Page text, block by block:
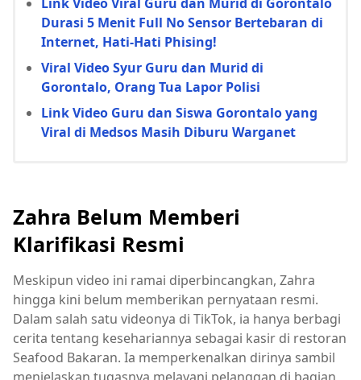
Durasi 5 Menit Full No Sensor Bertebaran di
Internet, Hati-Hati Phising!
Viral Video Syur Guru dan Murid di
Gorontalo, Orang Tua Lapor Polisi
Link Video Guru dan Siswa Gorontalo yang
Viral di Medsos Masih Diburu Warganet
Zahra Belum Memberi
Klarifikasi Resmi
Meskipun video ini ramai diperbincangkan, Zahra
hingga kini belum memberikan pernyataan resmi.
Dalam salah satu videonya di TikTok, ia hanya berbagi
cerita tentang kesehariannya sebagai kasir di restoran
Seafood Bakaran. Ia memperkenalkan dirinya sambil